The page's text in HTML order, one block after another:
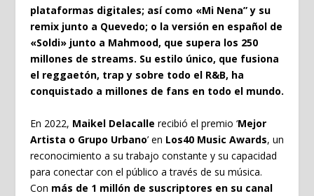
plataformas digitales; así como «Mi Nena” y su
remix junto a Quevedo; o la versión en español de
«Soldi» junto a Mahmood, que supera los 250
millones de streams. Su estilo único, que fusiona
el reggaetón, trap y sobre todo el R&B, ha
conquistado a millones de fans en todo el mundo.
En 2022, Maikel Delacalle recibió el premio ‘Mejor
Artista o Grupo Urbano’ en Los40 Music Awards, un
reconocimiento a su trabajo constante y su capacidad
para conectar con el público a través de su música.
Con más de 1 millón de suscriptores en su canal